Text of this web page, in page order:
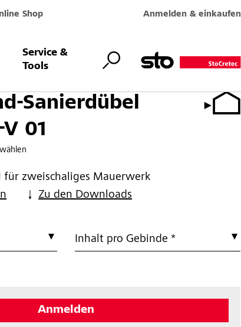
Shop Anmelden & einkaufen
Service &
Tools
Sanierdübel
01
für zweischaliges Mauerwerk
Zu den Downloads
Inhalt pro Gebinde *
Anmelden